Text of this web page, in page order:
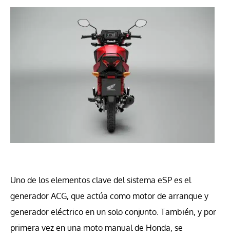
Uno de los elementos clave del sistema eSP es el
generador ACG, que actúa como motor de arranque y
generador eléctrico en un solo conjunto. También, y por
primera vez en una moto manual de Honda, se